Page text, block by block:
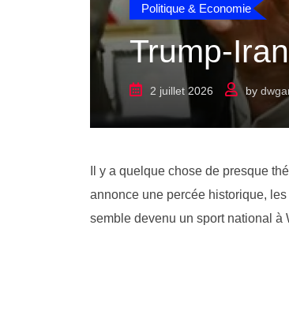
Politique & Economie
Trump-
2 juillet 2026 by
Il y a quelque chose de presque
annonce une percée historique,
semble devenu un sport national à